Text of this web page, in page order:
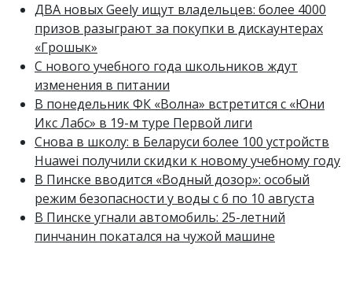
ДВА новых Geely ищут владельцев: более 4000
призов разыграют за покупки в дискаунтерах
«Грошык»
С нового учебного года школьников ждут
изменения в питании
В понедельник ФК «Волна» встретится с «Юни
Икс Лабс» в 19-м туре Первой лиги
Снова в школу: в Беларуси более 100 устройств
Huawei получили скидки к новому учебному году
В Пинске вводится «Водный дозор»: особый
режим безопасности у воды с 6 по 10 августа
В Пинске угнали автомобиль: 25-летний
пинчанин покатался на чужой машине